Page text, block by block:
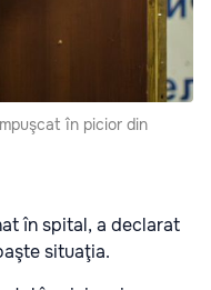
în picior din
în spital, a declarat
situaţia.